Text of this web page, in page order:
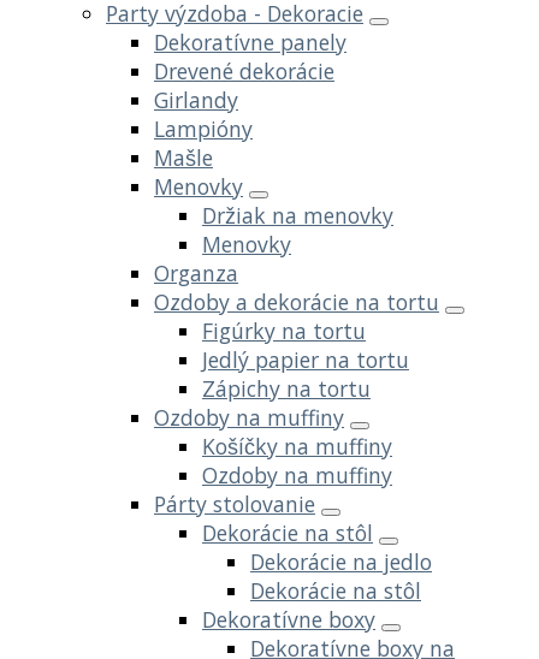
Party výzdoba - Dekoracie
Dekoratívne panely
Drevené dekorácie
Girlandy
Lampióny
Mašle
Menovky
Držiak na menovky
Menovky
Organza
Ozdoby a dekorácie na tortu
Figúrky na tortu
Jedlý papier na tortu
Zápichy na tortu
Ozdoby na muffiny
Košíčky na muffiny
Ozdoby na muffiny
Párty stolovanie
Dekorácie na stôl
Dekorácie na jedlo
Dekorácie na stôl
Dekoratívne boxy
Dekoratívne boxy na